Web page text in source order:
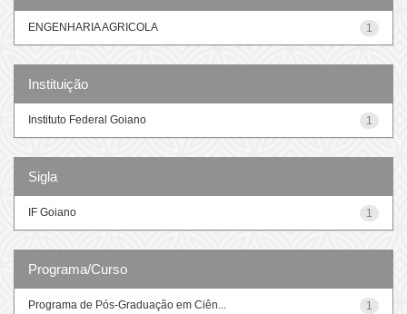
1
ENGENHARIA AGRICOLA
Instituição
1
Instituto Federal Goiano
Sigla
1
IF Goiano
Programa/Curso
1
Programa de Pós-Graduação em Ciên...